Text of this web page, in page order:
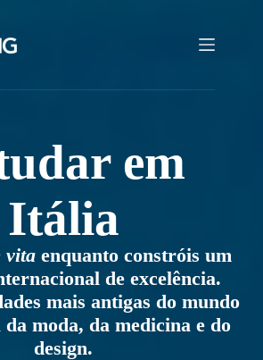
em
Itália
vita enquanto constróis um
de excelência.
mais antigas do mundo
moda, da medicina e do
design.